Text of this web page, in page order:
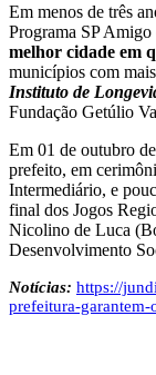
Em menos de três
Programa SP Amigo
melhor cidade em
municípios com
Instituto de
Fundação Getúlio
Em 01 de outubro
prefeito, em
Intermediário, e
final dos Jogos
Nicolino de Luca
Desenvolvimento
Notícias: https://
prefeitura-